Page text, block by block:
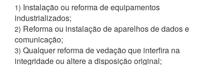
1) Instalação ou reforma de equipamentos
industrializados;
2) Reforma ou instalação de aparelhos de dados e
comunicação;
3) Qualquer reforma de vedação que interfira na
integridade ou altere a disposição original;